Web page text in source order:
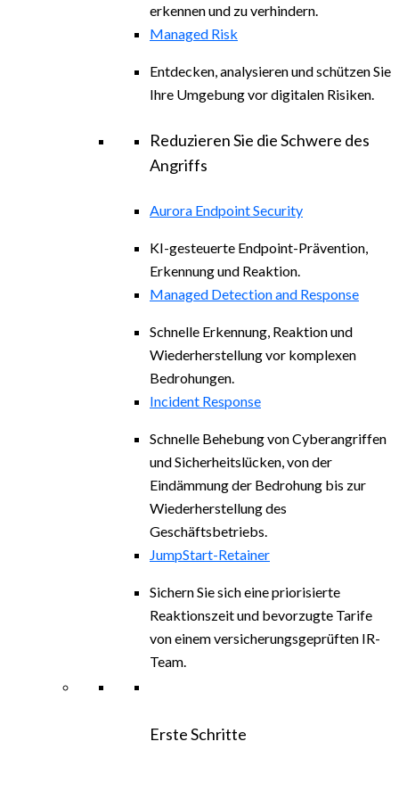
erkennen und zu verhindern.
Managed Risk
Entdecken, analysieren und schützen Sie
Ihre Umgebung vor digitalen Risiken.
Reduzieren Sie die Schwere des
Angriffs
Aurora Endpoint Security
KI-gesteuerte Endpoint-Prävention,
Erkennung und Reaktion.
Managed Detection and Response
Schnelle Erkennung, Reaktion und
Wiederherstellung vor komplexen
Bedrohungen.
Incident Response
Schnelle Behebung von Cyberangriffen
und Sicherheitslücken, von der
Eindämmung der Bedrohung bis zur
Wiederherstellung des
Geschäftsbetriebs.
JumpStart-Retainer
Sichern Sie sich eine priorisierte
Reaktionszeit und bevorzugte Tarife
von einem versicherungsgeprüften IR-
Team.
Erste Schritte